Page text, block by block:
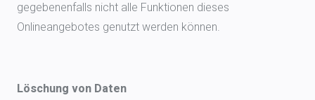
gegebenenfalls nicht alle Funktionen dieses
Onlineangebotes genutzt werden können.
Löschung von Daten